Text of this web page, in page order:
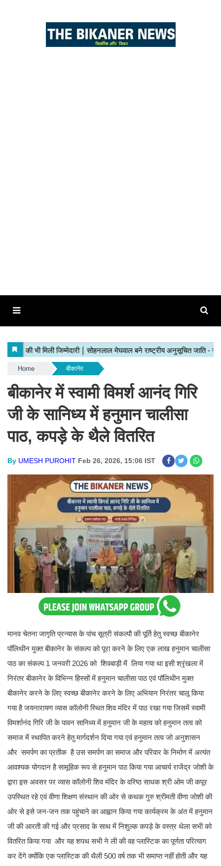
Home बीकानेर
बीकानेर में स्वामी विमर्श आनंद गिरि
जी के सानिध्य में हनुमान चालीसा
पाठ, कपड़े के थैले वितरित
By UMESH PUROHIT Feb 26, 2026, 15:06 IST
मानव चेतना जागृति प्रन्यास के पांच सूत्री संकल्पौ की पूर्ति हेतु स्वच्छ बीकानेर
पॉलिथीन मुक्त बीकानेर के संकल्प को पूरा करने के लिए एक लाख हनुमान चालीसा
पाठ का संकल्प 1 जनवरी 2026 को शिवबाड़ी में लिया गया था इसी श्रृंखला में
निरंतर बीकानेर के विभिन्न हिस्सों में हनुमान चालीसा पाठ एवं पॉलिथीन मुक्त
बीकानेर करने के लिए स्वच्छ बीकानेर करने के लिए अभियान निरंतर चालू किया
गया है जयनारायण व्यास कॉलोनी स्थित शिव मंदिर में पाठ रखा गया जिसमें स्वामी
विमर्शानंद गिरि जी के पावन सानिध्य में हनुमान जी के महत्व को हनुमान तत्व को
समाज में स्थापित करने हेतु मार्गदर्शन दिया गया एवं हनुमान तत्व जो अनुशासन
और समर्पण का प्रतीक है उस समर्पण का समाज और परिवार के निर्माण में अत्यंत
आवश्यक योगदान है सामूहिक रूप से हनुमान पाठ किया गया आचार्य राजेंद्र जोशी के
द्वारा इस अवसर पर व्यास कॉलोनी शिव मंदिर के वरिष्ठ साधक श्री ओम जी कपूर
उपस्थित रहे एवं वीणा शिक्षण संस्थान की ओर से कथक गुरु श्रीमती वीणा जोशी की
ओर से इसे जन-जन तक पहुंचाने का आह्वान किया गया कार्यक्रम के अंत में हनुमान
जी की आरती की गई और प्रसाद के साथ में निशुल्क कपड़े के वस्त्र थेला सभी को
वितरित किया गया और यह शपथ सभी ने ली की वह प्लास्टिक का पूर्णता परित्याग
कर देंगे क्योंकि एक प्लास्टिक की थैली 500 वर्ष तक भी समाप्त नहीं होती और यह